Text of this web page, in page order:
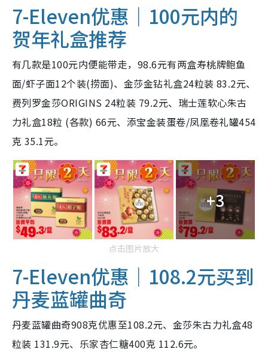
7-Eleven优惠｜100元内的
贺年礼盒推荐
有几款是100元内便能带走，98.6元有两盒寿桃牌鲍鱼
面/虾子面12个装(捞面)、金莎金钻礼盒24粒装 83.2元、
费列罗金莎ORIGINS 24粒装 79.2元、瑞士莲软心朱古
力礼盒18粒 (各款) 66元、添宝金装蛋卷/凤凰卷礼罐454
克 35.1元。
+3
点击图片放大
7-Eleven优惠｜108.2元买到
丹麦蓝罐曲奇
丹麦蓝罐曲奇908克优惠至108.2元、金莎朱古力礼盒48
粒装 131.9元、乐家杏仁糖400克 112.6元。